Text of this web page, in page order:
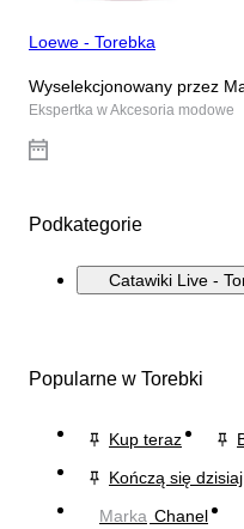
Loewe - Torebka
Wyselekcjonowany przez
Ekspertka w Akcesoria modowe
Podkategorie
Catawiki Live -
Popularne w Torebki
Kup teraz
Kończą się dzisiaj
Marka Chanel